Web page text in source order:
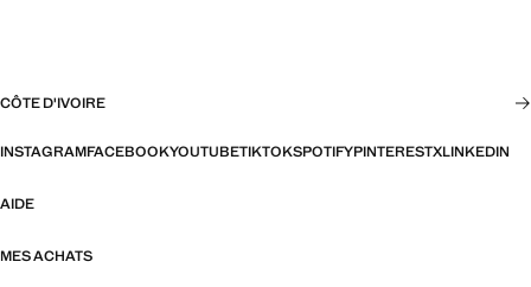
CÔTE D'IVOIRE
INSTAGRAMFACEBOOKYOUTUBETIKTOKSPOTIFYPINTERESTXLINKEDIN
AIDE
MES ACHATS